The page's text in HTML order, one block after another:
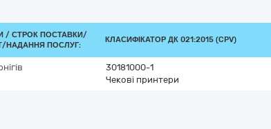
/ СТРОК ПОСТАВКИ/
НАДАННЯ ПОСЛУГ:
КЛАСИФІКАТОР ДК 021:2015 (CPV)
30181000-1
Чекові принтери